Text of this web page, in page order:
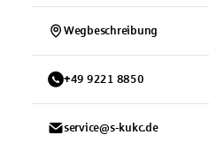
Wegbeschreibung
+49 9221 8850
service@s-kukc.de